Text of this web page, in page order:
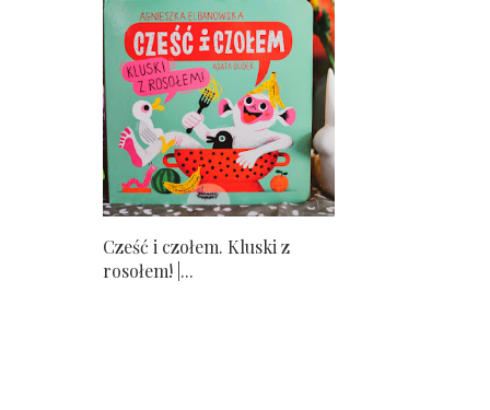
Cześć i czołem. Kluski z
rosołem! |...